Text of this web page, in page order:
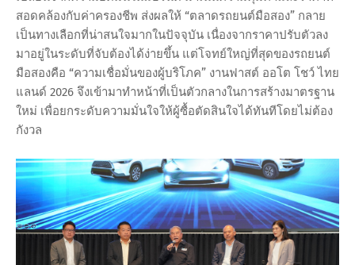
สอดคล้องกับค่าครองชีพ ส่งผลให้ “ตลาดรถยนต์มือสอง” กลาย
เป็นทางเลือกที่น่าสนใจมากในปัจจุบัน เนื่องจากราคาปรับตัวลง
มาอยู่ในระดับที่จับต้องได้ง่ายขึ้น แต่โจทย์ใหญ่ที่สุดของรถยนต์
มือสองคือ “ความเชื่อมั่นของผู้บริโภค” งานฟาสต์ ออโต โชว์ ไทย
แลนด์ 2026 จึงเข้ามาทำหน้าที่เป็นตัวกลางในการสร้างมาตรฐาน
ใหม่ เพื่อยกระดับความมั่นใจให้ผู้ซื้อตัดสินใจได้ทันทีโดยไม่ต้อง
กังวล